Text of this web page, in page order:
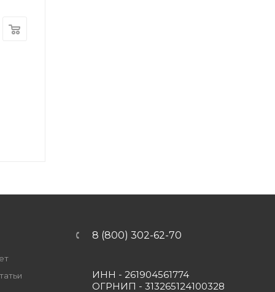
8 (800) 302-62-70
ИНН - 261904561774
ОГРНИП - 313265124100328